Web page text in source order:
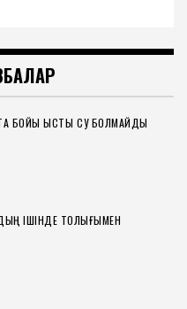
БОЙЫ ЫСТЫҚ СУ БОЛМАЙДЫ
ІШІНДЕ ТОЛЫҒЫМЕН